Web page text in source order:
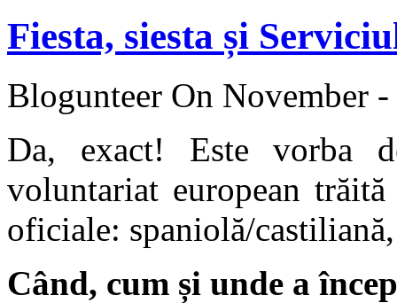
Fiesta, siesta și
Blogunteer On November
Da, exact! Este vorba
voluntariat european
oficiale: spaniolă/
Când, cum și unde a